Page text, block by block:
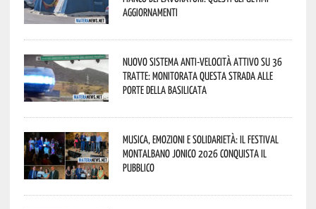
aggiornamenti
Nuovo sistema anti-velocità attivo su 36
tratte: monitorata questa strada alle
porte della Basilicata
Musica, emozioni e solidarietà: il Festival
Montalbano Jonico 2026 conquista il
pubblico